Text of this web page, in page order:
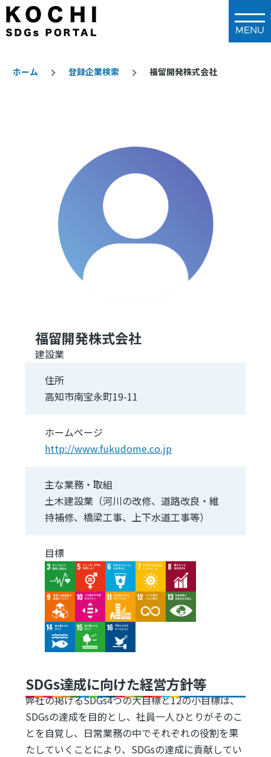
メインコンテンツに移動
ホーム 登録企業検索 福留開発株式会社
福留開発株式会社
建設業
住所
高知市南宝永町19-11
ホームページ
http://www.fukudome.co.jp
主な業務・取組
土木建設業（河川の改修、道路改良・維
持補修、橋梁工事、上下水道工事等）
目標
Image
Image Image Image Image
Image Image Image Image Image
Image Image Image
SDGs達成に向けた経営方針等
弊社の掲げるSDGs4つの大目標と12の小目標は、
SDGsの達成を目的とし、社員一人ひとりがそのこ
とを自覚し、日常業務の中でそれぞれの役割を果
たしていくことにより、SDGsの達成に貢献してい